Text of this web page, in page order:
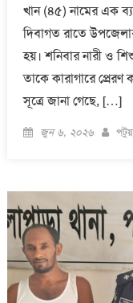
খান (৪৫) নামের এক
দিবাগত রাতে উপজেলার
হয়। শনিবার নারী ও
তাকে কারাগারে
সূত্রে জানা গেছে, […]
Posted
জুন ৬, ২০২৬